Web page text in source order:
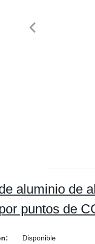
aluminio de
puntos de
Disponible